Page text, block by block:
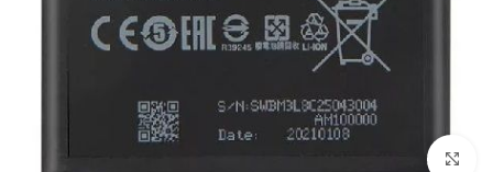
بزرگنمایی تصویر